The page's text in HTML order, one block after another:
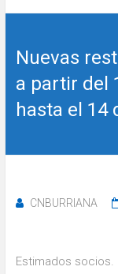
Nuevas
a partir del
hasta el 14
CNBURRIANA
Estimados socios.